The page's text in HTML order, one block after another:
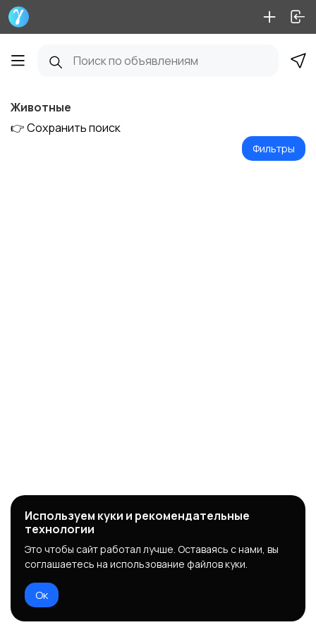
Животные
👉 Сохранить поиск
Фильтры
Используем куки и рекомендательные
технологии
Это чтобы сайт работал лучше. Оставаясь с нами, вы
соглашаетесь на использование файлов куки.
Ок